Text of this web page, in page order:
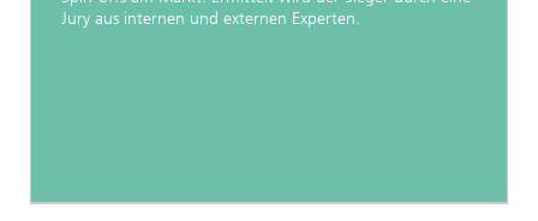
Jury aus internen und externen Experten.